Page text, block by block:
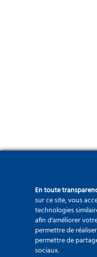
En toute
sur ce site, vous
technologies
afin d'améliorer
permettre de
permettre de
sociaux.